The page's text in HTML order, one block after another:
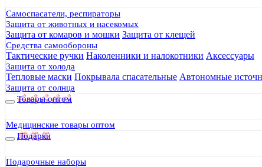
Самоспасатели, респираторы
Защита от животных и насекомых
Защита от комаров и мошки Защита от клещей
Средства самообороны
Тактические ручки Наколенники и налокотники Аксессуары
Защита от холода
Тепловые маски Покрывала спасательные Автономные
Защита от солнца
Товары оптом
Медицинские товары оптом
Подарки
Подарочные наборы